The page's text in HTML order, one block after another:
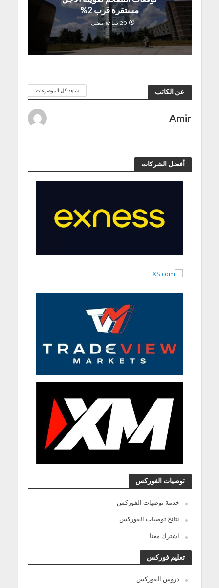
مستقرة قرب 2%
20 ساعة مضى
عن الكاتب شاهد كل الموضوعات
Amir
أفضل الشركات
توصيات الفوركس
خدمة توصيات الفوركس
نتائج توصيات الفوركس
اشترك معنا
تعليم فوركس
دروس الفوركس